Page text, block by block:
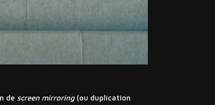
de screen mirroring (ou duplication